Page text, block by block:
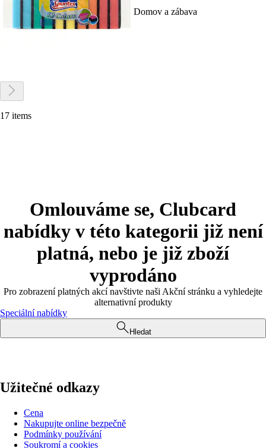
Domov a zábava
17 items
Omlouváme se, Clubcard
nabídky v této kategorii již není
platná, nebo je již zboží
vyprodáno
Pro zobrazení platných akcí navštivte naši Akční stránku a vyhledejte
alternativní produkty
Speciální nabídky
Hledat
Užitečné odkazy
Cena
Nakupujte online bezpečně
Podmínky používání
Soukromí a cookies